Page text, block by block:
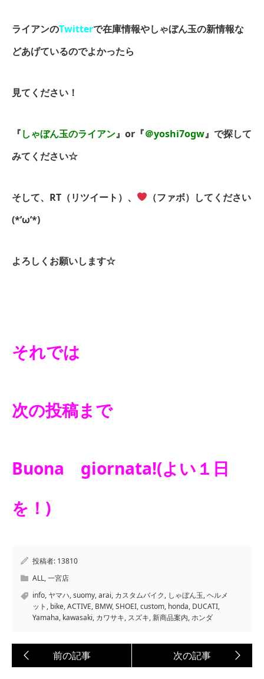
ライアンのTwitterで在庫情報やしゃぼん玉の新情報な
どあげているのでよかったら
見てください！
『しゃぼん玉のライアン』or『＠yoshi7ogw』で探して
みてください☆
そして、RT（リツイート）、
（ファボ）してください
(*’ω’*)
よろしくお願いします☆
それでは
次の投稿まで
Buona giornata!(よい１日
を！)
投稿者: 13810
ALL,一宮店
info, ヤマハ,suomy,arai, カスタムバイク, しゃぼん玉,ヘルメ
ット , bike,ACTIVE, BMW,SHOEI,custom, honda, DUCATI,
Yamaha, kawasaki, カワサキ, スズキ,新商品案内,ホンダ